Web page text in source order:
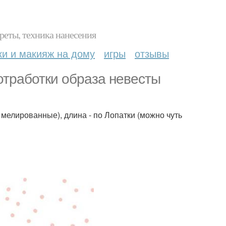
техника нанесения
и макияж на дому игры отзывы
образа невесты
длина - по Лопатки (можно чуть